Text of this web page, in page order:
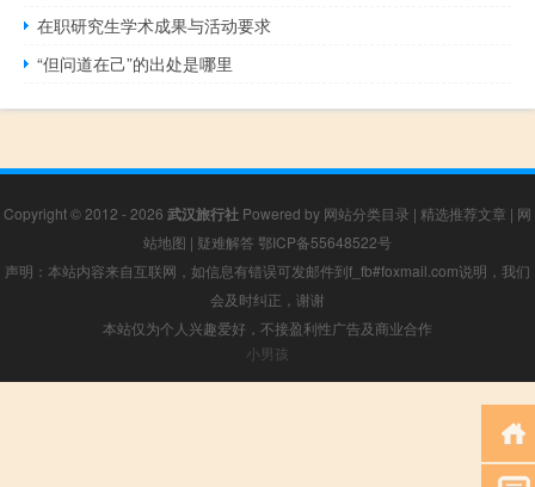
在职研究生学术成果与活动要求
“但问道在己”的出处是哪里
Copyright © 2012 - 2026 武汉旅行社 Powered by 网站分类目录 | 精选推荐文章 | 网
站地图 | 疑难解答 鄂ICP备55648522号
声明：本站内容来自互联网，如信息有错误可发邮件到f_fb#foxmail.com说明，我们
会及时纠正，谢谢
本站仅为个人兴趣爱好，不接盈利性广告及商业合作
小男孩